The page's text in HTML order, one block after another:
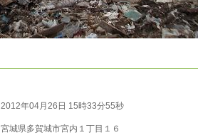
2012年04月26日 15時33分55秒
宮城県多賀城市宮内１丁目１６